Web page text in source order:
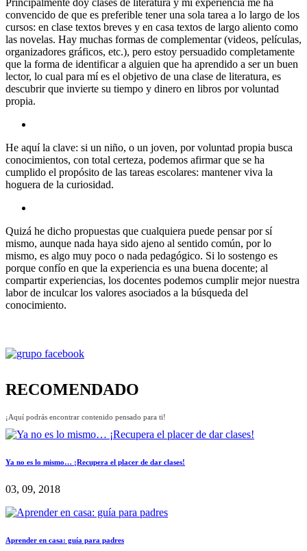
convencido de que es preferible tener una sola tarea a lo largo de los
cursos: en clase textos breves y en casa textos de largo aliento como
las novelas. Hay muchas formas de complementar (videos, películas,
organizadores gráficos, etc.), pero estoy persuadido completamente
que la forma de identificar a alguien que ha aprendido a ser un buen
lector, lo cual para mí es el objetivo de una clase de literatura, es
descubrir que invierte su tiempo y dinero en libros por voluntad
propia.
He aquí la clave: si un niño, o un joven, por voluntad propia busca
conocimientos, con total certeza, podemos afirmar que se ha
cumplido el propósito de las tareas escolares: mantener viva la
hoguera de la curiosidad.
Quizá he dicho propuestas que cualquiera puede pensar por sí
mismo, aunque nada haya sido ajeno al sentido común, por lo
mismo, es algo muy poco o nada pedagógico. Si lo sostengo es
porque confío en que la experiencia es una buena docente; al
compartir experiencias, los docentes podemos cumplir mejor nuestra
labor de inculcar los valores asociados a la búsqueda del
conocimiento.
RECOMENDADO
¡Aquí podrás encontrar contenido pensado para ti!
Ya no es lo mismo… ¡Recupera el placer de dar clases!
03, 09, 2018
Aprender en casa: guía para padres